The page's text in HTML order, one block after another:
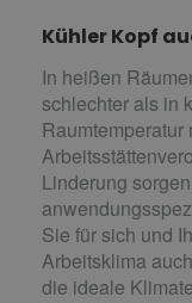
Kühler Kopf
In heißen
schlechter als in
Raumtemperatur
Linderung
Sie für sich und
Arbeitsklima
die ideale